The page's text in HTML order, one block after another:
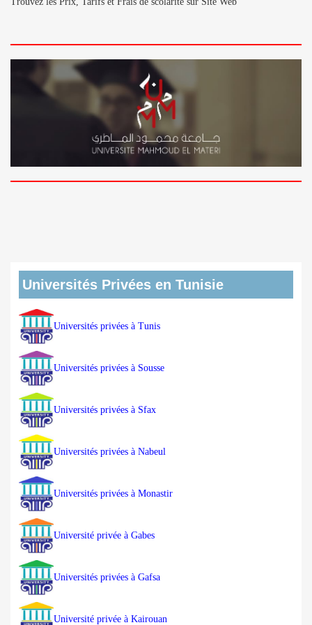
Universités Privées en Tunisie
Universités privées à Tunis
Universités privées à Sousse
Universités privées à Sfax
Universités privées à Nabeul
Universités privées à Monastir
Université privée à Gabes
Universités privées à Gafsa
Université privée à Kairouan